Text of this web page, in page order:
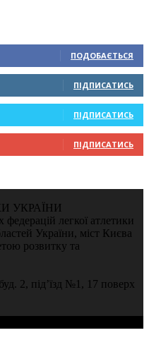
ПОДОБАЄТЬСЯ
ПІДПИСАТИСЬ
ПІДПИСАТИСЬ
ПІДПИСАТИСЬ
УКРАЇНИ
федерацій легкої атлетики
України, міст Києва
розвитку та
2, під’їзд №1, 17 поверх